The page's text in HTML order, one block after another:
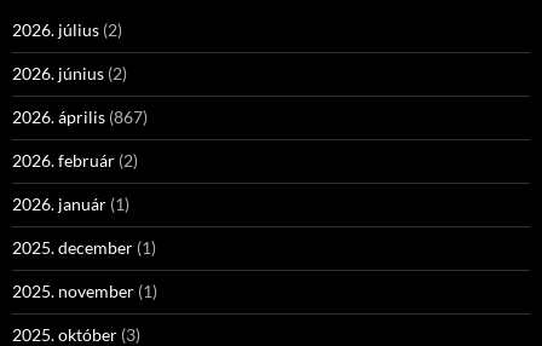
2026. július (2)
2026. június (2)
2026. április (867)
2026. február (2)
2026. január (1)
2025. december (1)
2025. november (1)
2025. október (3)